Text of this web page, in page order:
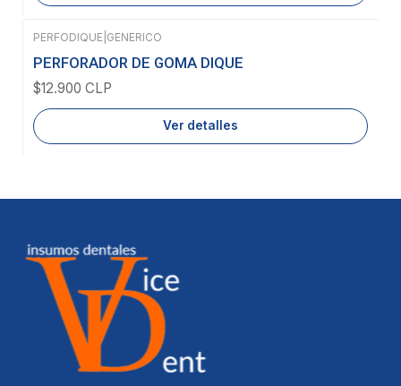
Agotado
PERFODIQUE GENERICO
PERFORADOR DE GOMA DIQUE
$12.900 CLP
Ver detalles